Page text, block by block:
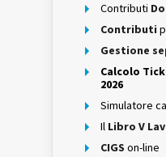
Contributi
Contributi
Gestione
Calcolo
2026
Simulatore
Il Libro V
CIGS on-line